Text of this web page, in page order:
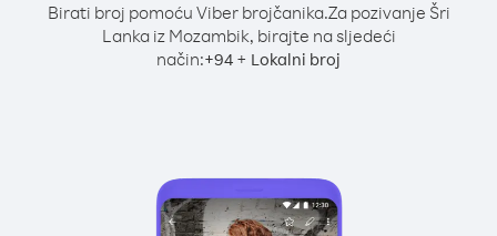
Birati broj pomoću Viber brojčanika.Za pozivanje Šri
Lanka iz Mozambik, birajte na sljedeći
način:+94 + Lokalni broj